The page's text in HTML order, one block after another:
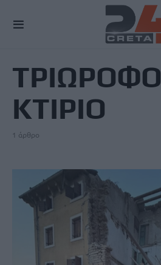
ΤΡΙΩΡΟΦΟ
ΚΤΙΡΙΟ
1 άρθρο